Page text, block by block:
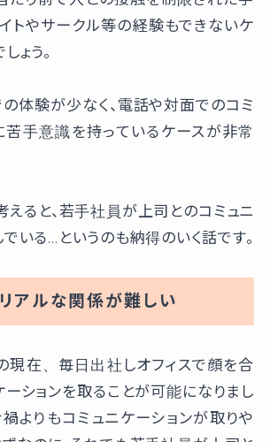
トやサークル等の経験もできないケ
ょう。
体験が少なく、電話や対面でのコミ
苦手意識を持っているケースが非常
えると、若手社員が上司とのコミュニ
いる…というのも納得のいく話です。
アルな関係が難しい
現在、毎日出社しオフィスで顔を合
ーションを取ることが可能になりまし
禍よりもコミュニケーションが取りや